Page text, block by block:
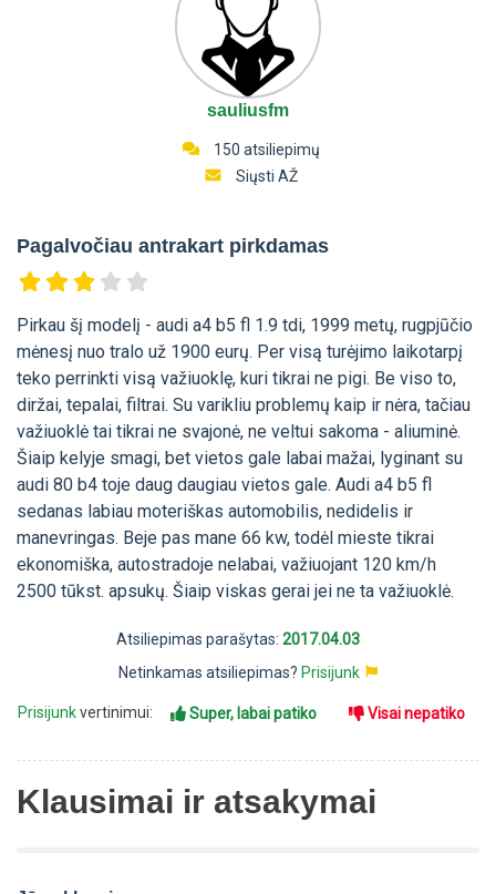
sauliusfm
150 atsiliepimų
Siųsti AŽ
Pagalvočiau antrakart pirkdamas
Pirkau šį modelį - audi a4 b5 fl 1.9 tdi, 1999 metų, rugpjūčio
mėnesį nuo tralo už 1900 eurų. Per visą turėjimo laikotarpį
teko perrinkti visą važiuoklę, kuri tikrai ne pigi. Be viso to,
diržai, tepalai, filtrai. Su varikliu problemų kaip ir nėra, tačiau
važiuoklė tai tikrai ne svajonė, ne veltui sakoma - aliuminė.
Šiaip kelyje smagi, bet vietos gale labai mažai, lyginant su
audi 80 b4 toje daug daugiau vietos gale. Audi a4 b5 fl
sedanas labiau moteriškas automobilis, nedidelis ir
manevringas. Beje pas mane 66 kw, todėl mieste tikrai
ekonomiška, autostradoje nelabai, važiuojant 120 km/h
2500 tūkst. apsukų. Šiaip viskas gerai jei ne ta važiuoklė.
Atsiliepimas parašytas: 2017.04.03
Netinkamas atsiliepimas? Prisijunk
Prisijunkvertinimui: Super, labai patiko Visai nepatiko
Klausimai ir atsakymai